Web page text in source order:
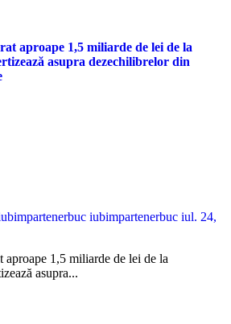
aproape 1,5 miliarde de lei de la
asupra dezechilibrelor din
iubimpartenerbuc iul. 24,
asupra...